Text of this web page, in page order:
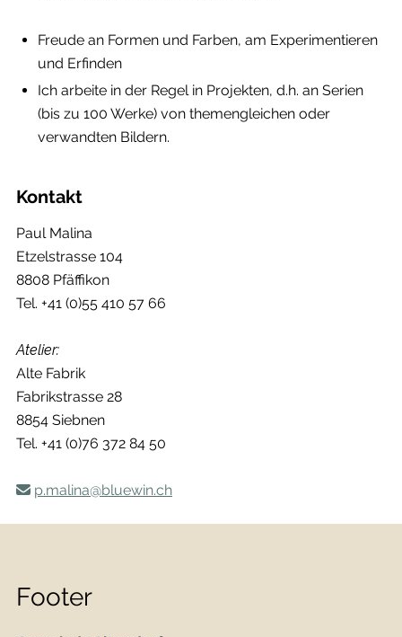
Freude an Formen und Farben, am Experimentieren
und Erfinden
Ich arbeite in der Regel in Projekten, d.h. an Serien
(bis zu 100 Werke) von themengleichen oder
verwandten Bildern.
Kontakt
Paul Malina
Etzelstrasse 104
8808 Pfäffikon
Tel. +41 (0)55 410 57 66
Atelier:
Alte Fabrik
Fabrikstrasse 28
8854 Siebnen
Tel. +41 (0)76 372 84 50
p.malina@bluewin.ch
Footer